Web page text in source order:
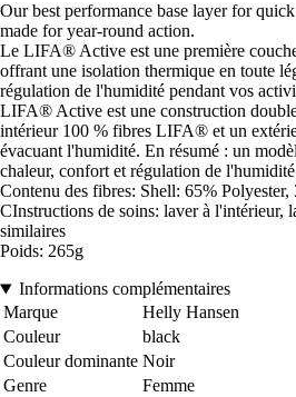
Our best performance base layer for
made for year-round action.
Le LIFA® Active est une première
offrant une isolation thermique en toute
régulation de l'humidité pendant vos
LIFA® Active est une construction
intérieur 100 % fibres LIFA® et un
évacuant l'humidité. En résumé : un
chaleur, confort et régulation de
Contenu des fibres: Shell: 65%
CInstructions de soins: laver à l'intérieur,
similaires
Poids: 265g
Informations complémentaires
Marque
Helly Hansen
Couleur
black
Couleur dominante Noir
Genre
Femme